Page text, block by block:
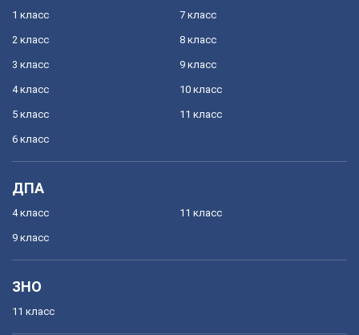
1 класс
2 класс
3 класс
4 класс
5 класс
6 класс
7 класс
8 класс
9 класс
10 класс
11 класс
ДПА
4 класс
9 класс
11 класс
ЗНО
11 класс